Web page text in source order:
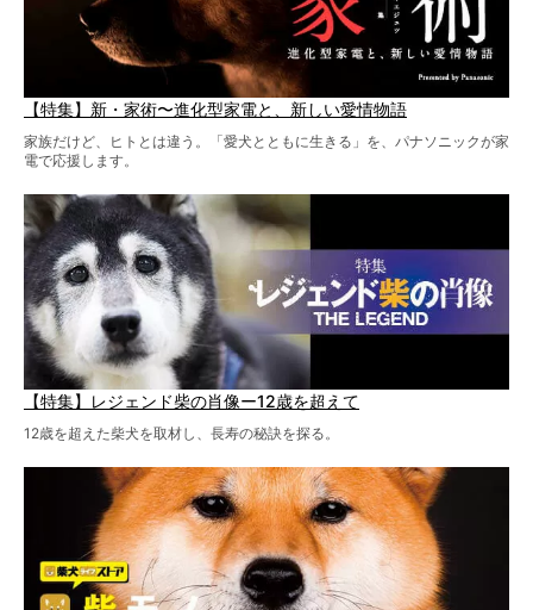
【特集】新・家術〜進化型家電と、新しい愛情物語
家族だけど、ヒトとは違う。「愛犬とともに生きる」を、パナソニックが家
電で応援します。
【特集】レジェンド柴の肖像ー12歳を超えて
12歳を超えた柴犬を取材し、長寿の秘訣を探る。